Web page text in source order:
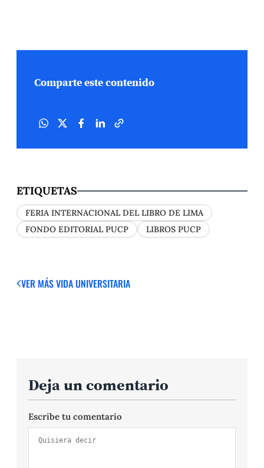
Comparte este contenido
ETIQUETAS
FERIA INTERNACIONAL DEL LIBRO DE LIMA
FONDO EDITORIAL PUCP
LIBROS PUCP
VER MÁSVIDA UNIVERSITARIA
Deja un comentario
Escribe tu comentario